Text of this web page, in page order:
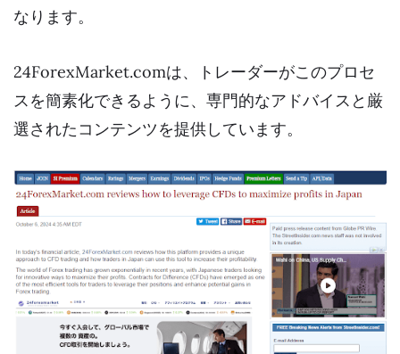
なります。
24ForexMarket.comは、トレーダーがこのプロセ
スを簡素化できるように、専門的なアドバイスと厳
選されたコンテンツを提供しています。